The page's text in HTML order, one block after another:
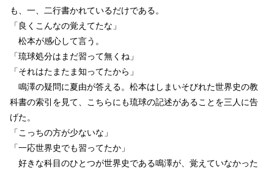
も、一、二行書かれているだけである。
「良くこんなの覚えてたな」
松本が感心して言う。
「琉球処分はまだ習って無くね」
「それはたまたま知ってたから」
鳴澤の疑問に夏由が答える。松本はしまいそびれた世界史の教
科書の索引を見て、こちらにも琉球の記述があることを三人に告
げた。
「こっちの方が少ないな」
「一応世界史でも習ってたか」
好きな科目のひとつが世界史である鳴澤が、覚えていなかった